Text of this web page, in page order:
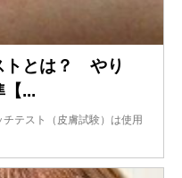
トとは？ やり
...
テスト（皮膚試験）は使用